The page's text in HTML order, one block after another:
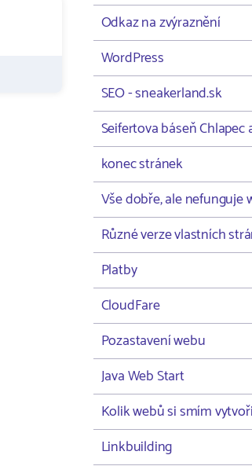
Odkaz na zvýraznění
WordPress
SEO - sneakerland.sk
Seifertova báseň Chlapec
konec stránek
Vše dobře, ale nefunguje
Různé verze vlastních
Platby
CloudFare
Pozastavení webu
Java Web Start
Kolik webů si smím
Linkbuilding